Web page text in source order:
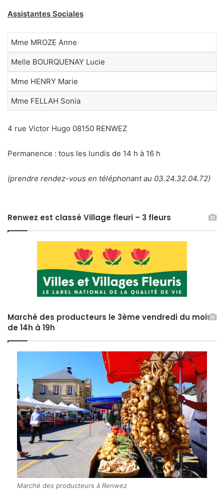
Assistantes Sociales
Mme MROZE Anne
Melle BOURQUENAY Lucie
Mme HENRY Marie
Mme FELLAH Sonia
4 rue Victor Hugo 08150 RENWEZ
Permanence : tous les lundis de 14 h à 16 h
(prendre rendez-vous en téléphonant au 03.24.32.04.72)
Renwez est classé Village fleuri – 3 fleurs
Marché des producteurs le 3ème vendredi du mois
de 14h à 19h
Marché des producteurs à Renwez